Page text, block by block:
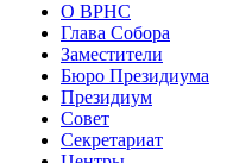
О ВРНС
Глава Собора
Заместители
Бюро Президиума
Президиум
Совет
Секретариат